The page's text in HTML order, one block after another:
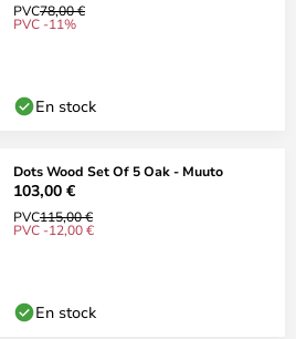
PVC78,00 €
PVC -11%
En stock
Dots Wood Set Of 5 Oak - Muuto
103,00 €
PVC115,00 €
PVC -12,00 €
En stock